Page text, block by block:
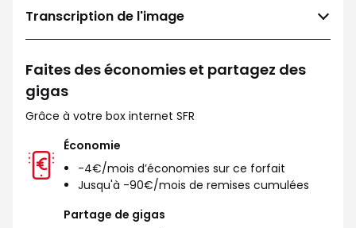
Transcription de l'image
Faites des économies et partagez des
gigas
Grâce à votre box internet SFR
Économie
-4€/mois d’économies sur ce forfait
Jusqu'à -90€/mois de remises cumulées
Partage de gigas